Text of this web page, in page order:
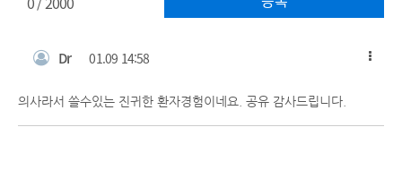
Dr 01.09 14:58
의사라서 쓸수있는 진귀한 환자경험이네요. 공유 감사드립니다.